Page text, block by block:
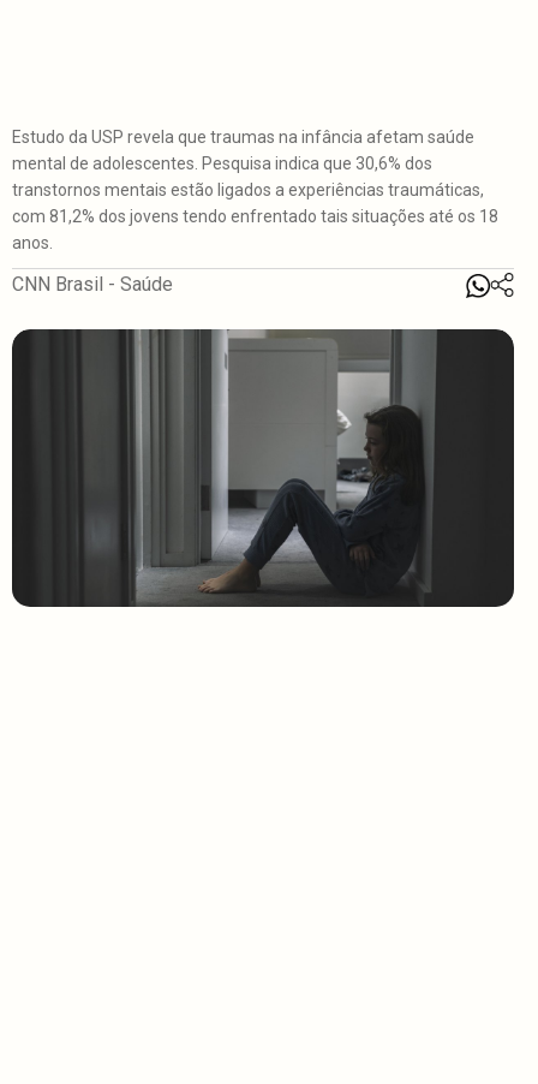
Estudo da USP revela que traumas na infância afetam saúde
mental de adolescentes. Pesquisa indica que 30,6% dos
transtornos mentais estão ligados a experiências traumáticas,
com 81,2% dos jovens tendo enfrentado tais situações até os 18
anos.
CNN Brasil - Saúde